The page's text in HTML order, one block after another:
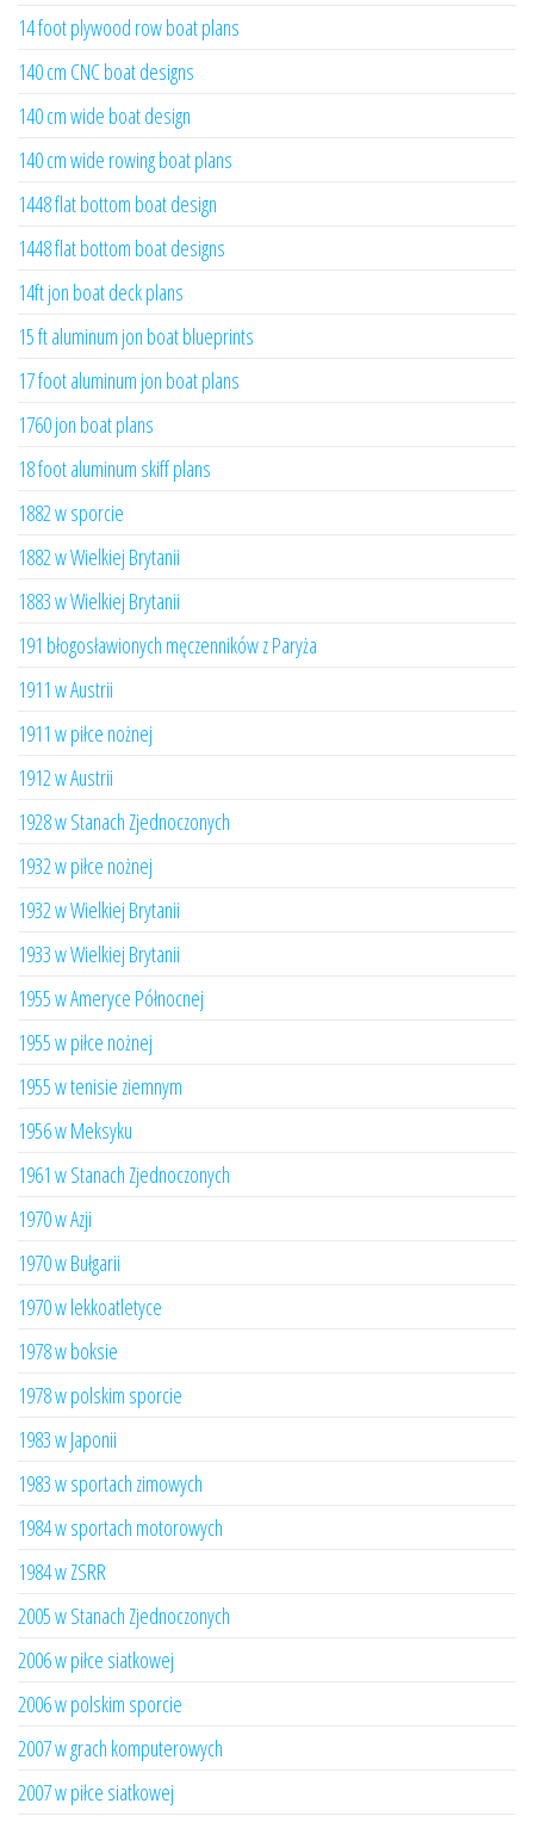
14 foot plywood row boat plans
140 cm CNC boat designs
140 cm wide boat design
140 cm wide rowing boat plans
1448 flat bottom boat design
1448 flat bottom boat designs
14ft jon boat deck plans
15 ft aluminum jon boat blueprints
17 foot aluminum jon boat plans
1760 jon boat plans
18 foot aluminum skiff plans
1882 w sporcie
1882 w Wielkiej Brytanii
1883 w Wielkiej Brytanii
191 błogosławionych męczenników z Paryża
1911 w Austrii
1911 w piłce nożnej
1912 w Austrii
1928 w Stanach Zjednoczonych
1932 w piłce nożnej
1932 w Wielkiej Brytanii
1933 w Wielkiej Brytanii
1955 w Ameryce Północnej
1955 w piłce nożnej
1955 w tenisie ziemnym
1956 w Meksyku
1961 w Stanach Zjednoczonych
1970 w Azji
1970 w Bułgarii
1970 w lekkoatletyce
1978 w boksie
1978 w polskim sporcie
1983 w Japonii
1983 w sportach zimowych
1984 w sportach motorowych
1984 w ZSRR
2005 w Stanach Zjednoczonych
2006 w piłce siatkowej
2006 w polskim sporcie
2007 w grach komputerowych
2007 w piłce siatkowej